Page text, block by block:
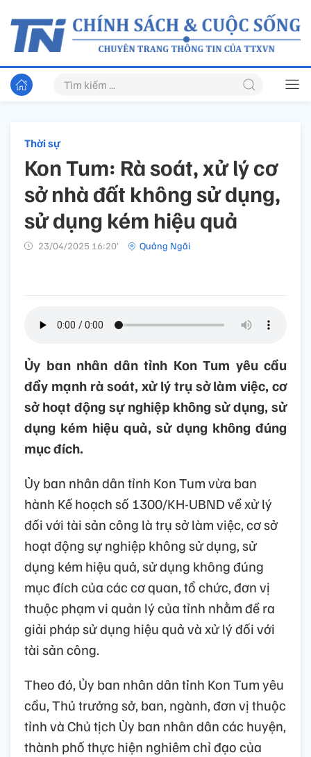
Thời sự
Kon Tum: Rà soát, xử lý cơ
sở nhà đất không sử dụng,
sử dụng kém hiệu quả
23/04/2025 16:20’ Quảng Ngãi
Ủy ban nhân dân tỉnh Kon Tum yêu cầu
đẩy mạnh rà soát, xử lý trụ sở làm việc, cơ
sở hoạt động sự nghiệp không sử dụng, sử
dụng kém hiệu quả, sử dụng không đúng
mục đích.
Ủy ban nhân dân tỉnh Kon Tum vừa ban
hành Kế hoạch số 1300/KH-UBND về xử lý
đối với tài sản công là trụ sở làm việc, cơ sở
hoạt động sự nghiệp không sử dụng, sử
dụng kém hiệu quả, sử dụng không đúng
mục đích của các cơ quan, tổ chức, đơn vị
thuộc phạm vi quản lý của tỉnh nhằm đề ra
giải pháp sử dụng hiệu quả và xử lý đối với
tài sản công.
Theo đó, Ủy ban nhân dân tỉnh Kon Tum yêu
cầu, Thủ trưởng sở, ban, ngành, đơn vị thuộc
tỉnh và Chủ tịch Ủy ban nhân dân các huyện,
thành phố thực hiện nghiêm chỉ đạo của